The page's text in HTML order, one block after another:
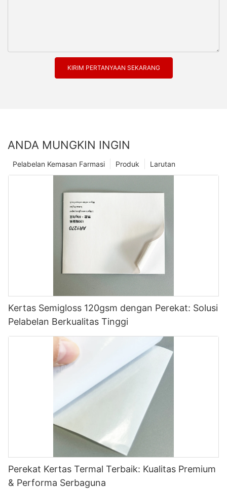
KIRIM PERTANYAAN SEKARANG
ANDA MUNGKIN INGIN
Larutan
Produk
Pelabelan Kemasan Farmasi
Kertas Semigloss 120gsm dengan Perekat: Solusi
Pelabelan Berkualitas Tinggi
Perekat Kertas Termal Terbaik: Kualitas Premium
& Performa Serbaguna